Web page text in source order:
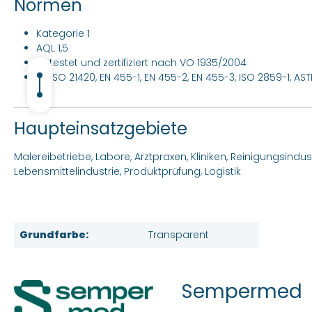
Normen
Kategorie 1
AQL 1,5
getestet und zertifiziert nach VO 1935/2004
EN ISO 21420, EN 455-1, EN 455-2, EN 455-3, ISO 2859-1,
Haupteinsatzgebiete
Malereibetriebe, Labore, Arztpraxen, Kliniken,
Lebensmittelindustrie, Produktprüfung, Logistik
Grundfarbe: Transparent
Sempermed